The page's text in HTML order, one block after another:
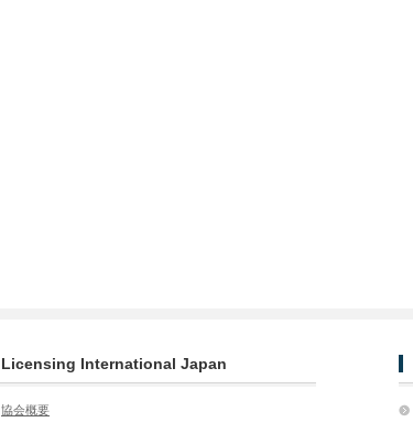
Licensing International Japan
協会概要